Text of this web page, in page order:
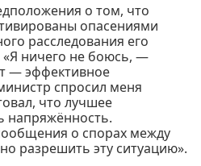
о том, что
опасениями
расследования его
«Я ничего не боюсь, —
— эффективное
спросил меня
что лучшее
напряжённость.
о спорах между
разрешить эту ситуацию».